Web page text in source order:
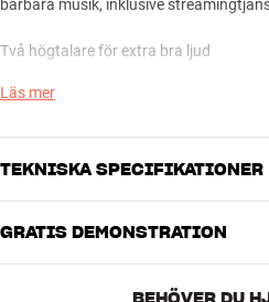
bärbara musik, inklusive
Två högtalare för extra bra ljud
Till skillnad från de mindre Argon-
stereo utan att behöva koppla in
större kabinettet och de lite större
musiksamling.
Läs mer
TEKNISKA SPECIFIKATIONER
DIMENSIONER OCH DESIGN
Modell / Variant
GRATIS DEMONSTRATION